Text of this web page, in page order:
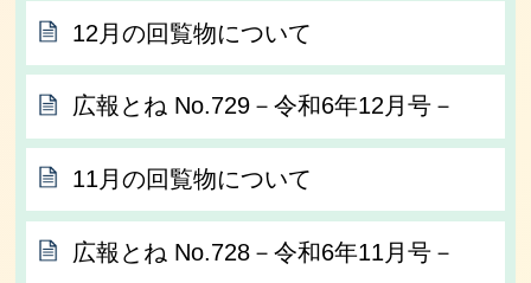
12月の回覧物について
広報とね No.729－令和6年12月号－
11月の回覧物について
広報とね No.728－令和6年11月号－